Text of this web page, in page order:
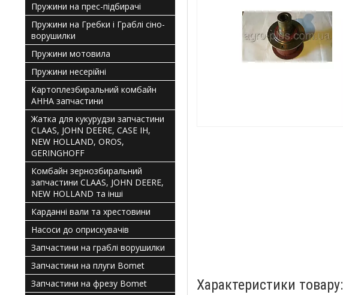
Характеристики товару:
Пружини на прес-підбирачі
Пружини на Гребки і Граблі сіно-
ворушилки
Пружини мотовила
Пружини несерійні
Картоплезбиральний комбайн
АННА запчастини
Жатка для кукурудзи запчастини
CLAAS, JOHN DEERE, CASE IH,
NEW HOLLAND, OROS,
GERINGHOFF
Комбайн зернозбиральний
запчастини CLAAS, JOHN DEERE,
NEW HOLLAND та інші
Карданні вали та хрестовини
Насоси до оприскувачів
Запчастини на граблі ворушилки
Запчастини на плуги Bomet
Запчастини на фрезу Bomet